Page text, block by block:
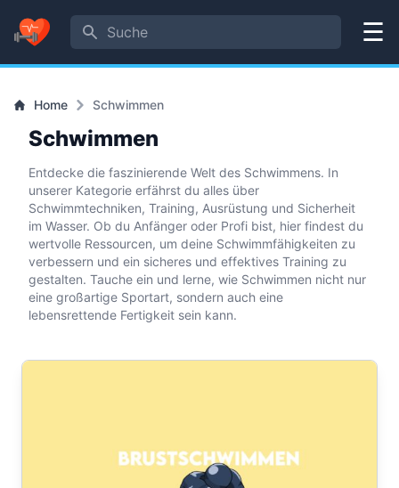
Suche
Menü
Home Schwimmen
Schwimmen
Entdecke die faszinierende Welt des Schwimmens. In
unserer Kategorie erfährst du alles über
Schwimmtechniken, Training, Ausrüstung und Sicherheit
im Wasser. Ob du Anfänger oder Profi bist, hier findest du
wertvolle Ressourcen, um deine Schwimmfähigkeiten zu
verbessern und ein sicheres und effektives Training zu
gestalten. Tauche ein und lerne, wie Schwimmen nicht nur
eine großartige Sportart, sondern auch eine
lebensrettende Fertigkeit sein kann.